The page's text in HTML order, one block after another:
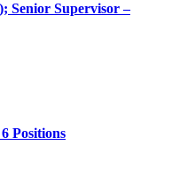
Senior Supervisor –
Positions